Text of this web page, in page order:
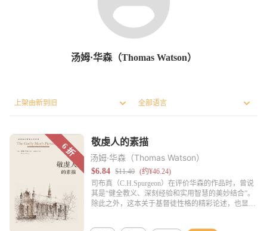
汤姆·华森（Thomas Watson）
汤姆·华森（Thomas Watson）